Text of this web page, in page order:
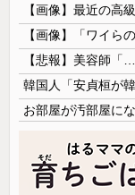
【画像】最近の高
【画像】「ワイら
【悲報】美容師
お部屋が汚部屋に